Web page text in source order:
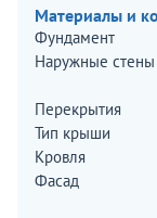
Материалы и
Фундамент
Наружные стены
Перекрытия
Тип крыши
Кровля
Фасад